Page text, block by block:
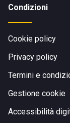
Condizioni
Cookie policy
Privacy policy
Termini e
Gestione cookie
Accessibilità